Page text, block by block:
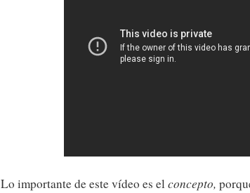
Lo importante de este vídeo es el concepto,